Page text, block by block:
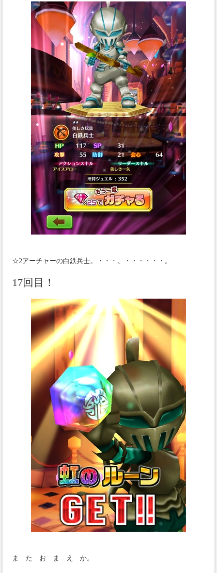
☆2アーチャーの白鉄兵士。・・・。・・・・・・。
17回目！
ま た お ま え か。